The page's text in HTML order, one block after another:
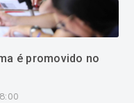
é promovido no